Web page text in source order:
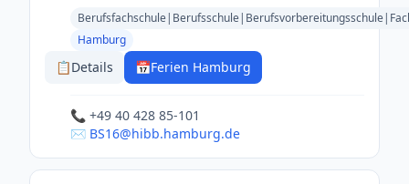
Hamburg
📋Details 📅Ferien Hamburg
📞 +49 40 428 85-101
✉️ BS16@hibb.hamburg.de